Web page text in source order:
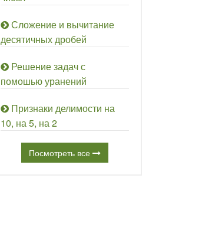
Сложение и вычитание
десятичных дробей
Решение задач с
помошью уранений
Признаки делимости на
10, на 5, на 2
Посмотреть все